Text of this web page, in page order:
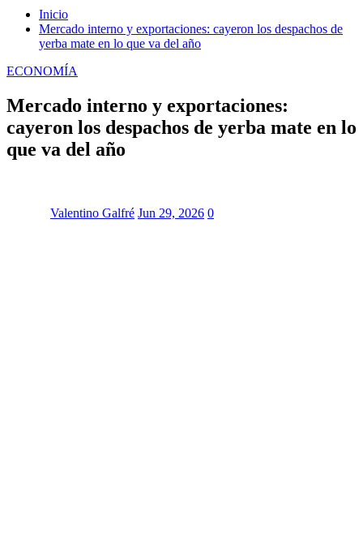
Inicio
Mercado interno y exportaciones: cayeron los despachos de
yerba mate en lo que va del año
ECONOMÍA
Mercado interno y exportaciones:
cayeron los despachos de yerba mate en lo
que va del año
Valentino Galfré Jun 29, 2026 0